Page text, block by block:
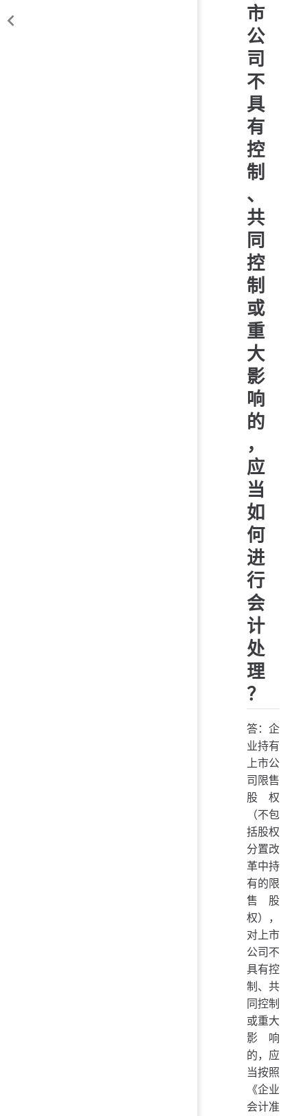
市
公
司
不
具
有
控
制
、
共
同
控
制
或
重
大
影
响
的
，
应
当
如
何
进
行
会
计
处
理
？
答：企
业持有
上市公
司限售
股权
（不包
括股权
分置改
革中持
有的限
售股
权），
对上市
公司不
具有控
制、共
同控制
或重大
影响
的，应
当按照
《企业
会计准